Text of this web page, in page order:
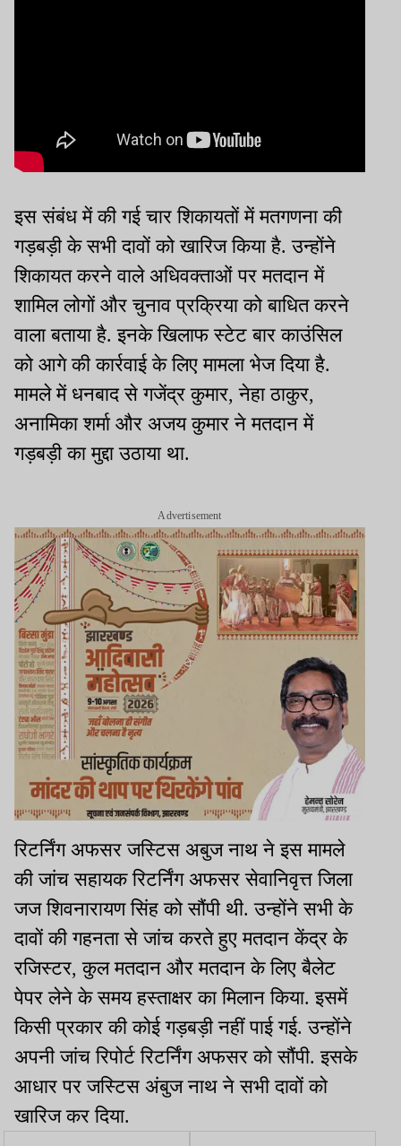
इस संबंध में की गई चार शिकायतों में मतगणना की
गड़बड़ी के सभी दावों को खारिज किया है. उन्होंने
शिकायत करने वाले अधिवक्ताओं पर मतदान में
शामिल लोगों और चुनाव प्रक्रिया को बाधित करने
वाला बताया है. इनके खिलाफ स्टेट बार काउंसिल
को आगे की कार्रवाई के लिए मामला भेज दिया है.
मामले में धनबाद से गजेंद्र कुमार, नेहा ठाकुर,
अनामिका शर्मा और अजय कुमार ने मतदान में
गड़बड़ी का मुद्दा उठाया था.
Advertisement
रिटर्निंग अफसर जस्टिस अबुज नाथ ने इस मामले
की जांच सहायक रिटर्निंग अफसर सेवानिवृत्त जिला
जज शिवनारायण सिंह को सौंपी थी. उन्होंने सभी के
दावों की गहनता से जांच करते हुए मतदान केंद्र के
रजिस्टर, कुल मतदान और मतदान के लिए बैलेट
पेपर लेने के समय हस्ताक्षर का मिलान किया. इसमें
किसी प्रकार की कोई गड़बड़ी नहीं पाई गई. उन्होंने
अपनी जांच रिपोर्ट रिटर्निंग अफसर को सौंपी. इसके
आधार पर जस्टिस अंबुज नाथ ने सभी दावों को
खारिज कर दिया.